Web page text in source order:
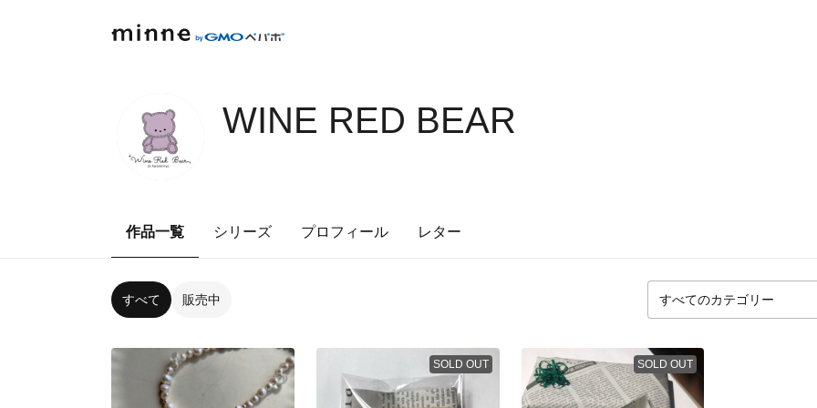
WINE RED BEAR
作品一覧 シリーズ プロフィール レター
すべて 販売中
SOLD OUT SOLD OUT